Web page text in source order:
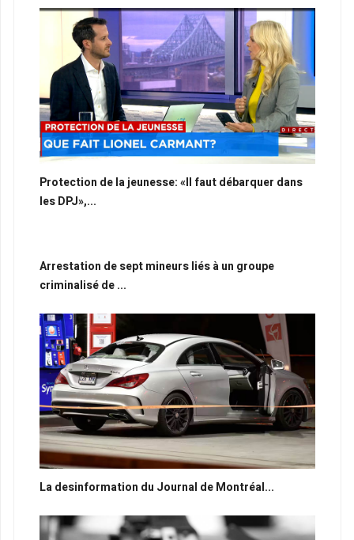
Protection de la jeunesse: «Il faut débarquer dans
les DPJ»,...
Arrestation de sept mineurs liés à un groupe
criminalisé de ...
La desinformation du Journal de Montréal...